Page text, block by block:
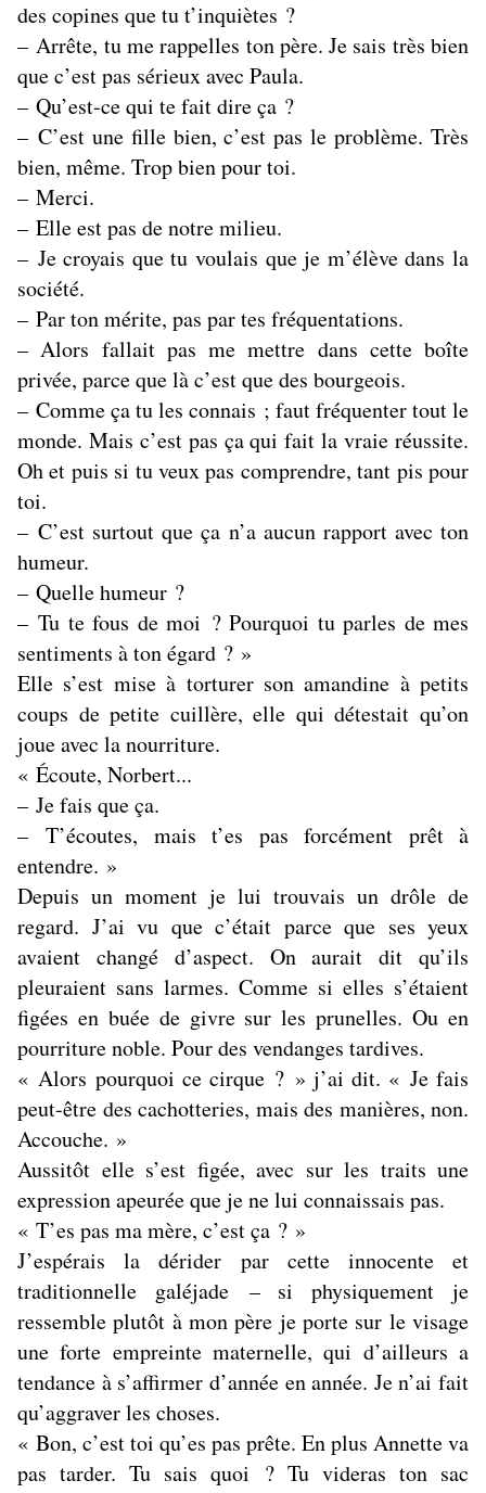
des copines que tu t’inquiètes ?
– Arrête, tu me rappelles ton père. Je sais très bien
que c’est pas sérieux avec Paula.
– Qu’est-ce qui te fait dire ça ?
– C’est une fille bien, c’est pas le problème. Très
bien, même. Trop bien pour toi.
– Merci.
– Elle est pas de notre milieu.
– Je croyais que tu voulais que je m’élève dans la
société.
– Par ton mérite, pas par tes fréquentations.
– Alors fallait pas me mettre dans cette boîte
privée, parce que là c’est que des bourgeois.
– Comme ça tu les connais ; faut fréquenter tout le
monde. Mais c’est pas ça qui fait la vraie réussite.
Oh et puis si tu veux pas comprendre, tant pis pour
toi.
– C’est surtout que ça n’a aucun rapport avec ton
humeur.
– Quelle humeur ?
– Tu te fous de moi ? Pourquoi tu parles de mes
sentiments à ton égard ? »
Elle s’est mise à torturer son amandine à petits
coups de petite cuillère, elle qui détestait qu’on
joue avec la nourriture.
« Écoute, Norbert...
– Je fais que ça.
– T’écoutes, mais t’es pas forcément prêt à
entendre. »
Depuis un moment je lui trouvais un drôle de
regard. J’ai vu que c’était parce que ses yeux
avaient changé d’aspect. On aurait dit qu’ils
pleuraient sans larmes. Comme si elles s’étaient
figées en buée de givre sur les prunelles. Ou en
pourriture noble. Pour des vendanges tardives.
« Alors pourquoi ce cirque ? » j’ai dit. « Je fais
peut-être des cachotteries, mais des manières, non.
Accouche. »
Aussitôt elle s’est figée, avec sur les traits une
expression apeurée que je ne lui connaissais pas.
« T’es pas ma mère, c’est ça ? »
J’espérais la dérider par cette innocente et
traditionnelle galéjade – si physiquement je
ressemble plutôt à mon père je porte sur le visage
une forte empreinte maternelle, qui d’ailleurs a
tendance à s’affirmer d’année en année. Je n’ai fait
qu’aggraver les choses.
« Bon, c’est toi qu’es pas prête. En plus Annette va
pas tarder. Tu sais quoi ? Tu videras ton sac